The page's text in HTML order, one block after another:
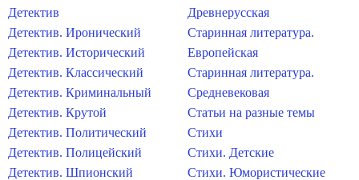
Детектив
Детектив. Иронический
Детектив. Исторический
Детектив. Классический
Детектив. Криминальный
Детектив. Крутой
Детектив. Политический
Детектив. Полицейский
Детектив. Шпионский
Древнерусская
Старинная литература.
Европейская
Старинная литература.
Средневековая
Статьи на разные темы
Стихи
Стихи. Детские
Стихи. Юмористические